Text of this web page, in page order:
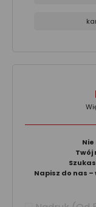
Twój
Napisz do nas